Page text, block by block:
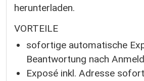
herunterladen.
VORTEILE
sofortige automatische
Beantwortung nach
Exposé inkl. Adresse